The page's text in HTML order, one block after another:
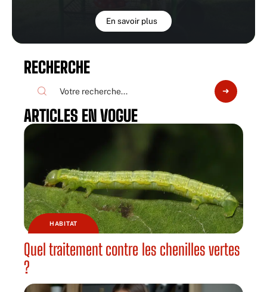
En savoir plus
RECHERCHE
ARTICLES EN VOGUE
HABITAT
Quel traitement contre les chenilles vertes
?